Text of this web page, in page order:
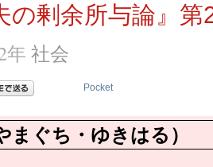
の剰余所与論』第
年 社会
Pocket
まぐち・ゆきはる）